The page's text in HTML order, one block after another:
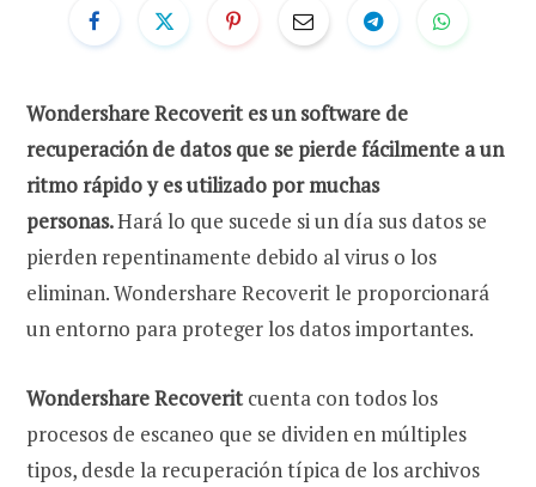
Wondershare Recoverit es un software de
recuperación de datos que se pierde fácilmente a un
ritmo rápido y es utilizado por muchas
personas.Hará lo que sucede si un día sus datos se
pierden repentinamente debido al virus o los
eliminan. Wondershare Recoverit le proporcionará
un entorno para proteger los datos importantes.
Wondershare Recoveritcuenta con todos los
procesos de escaneo que se dividen en múltiples
tipos, desde la recuperación típica de los archivos